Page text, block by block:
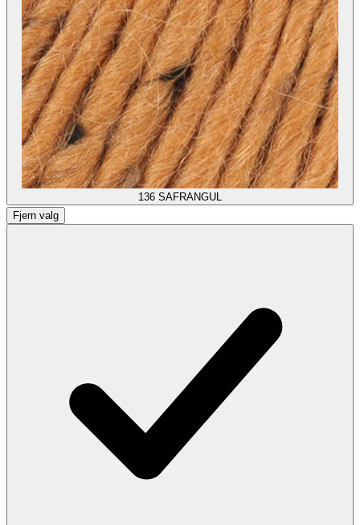
136 SAFRANGUL
Fjern valg